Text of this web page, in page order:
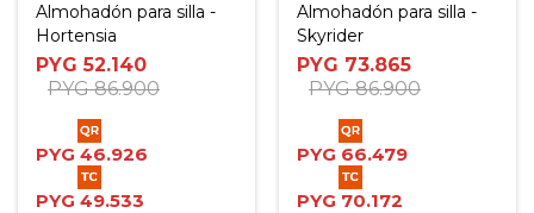
Almohadón para silla -
Hortensia
PYG 52.140
PYG 86.900
PYG 46.926
PYG 49.533
Almohadón para silla -
Skyrider
PYG 73.865
PYG 86.900
PYG 66.479
PYG 70.172